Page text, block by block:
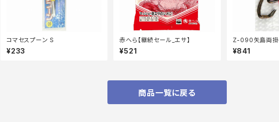
コマセスプーン S
¥233
赤へら【継続セール_エサ】
¥521
Z-090矢島両掛
¥841
商品一覧に戻る